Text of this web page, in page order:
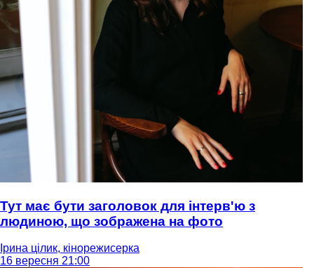
Тут має бути заголовок для інтерв'ю з
людиною, що зображена на фото
Ірина цілик, кінорежисерка
16 вересня 21:00